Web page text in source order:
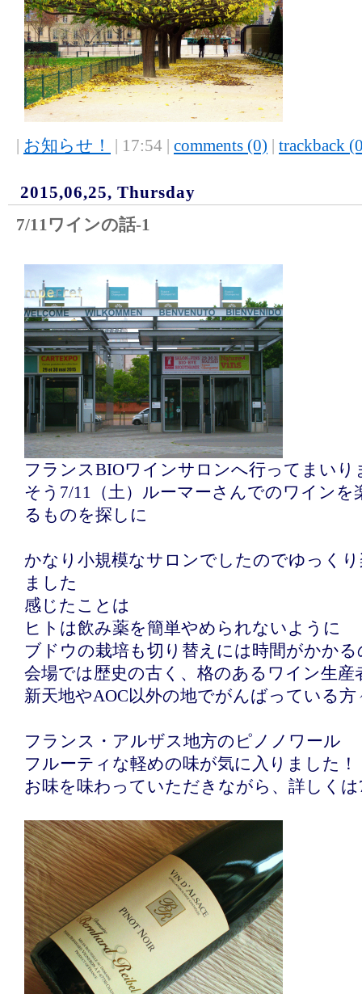
お知らせ！ | 17:54 | comments (0) trackback
2015,06,25, Thursday
7/11ワインの話-1
フランスBIOワインサロンへ行ってまいり
そう7/11（土）ルーマーさんでのワインを
るものを探しに
かなり小規模なサロンでしたのでゆっく
ました
感じたことは
ヒトは飲み薬を簡単やめられないように
ブドウの栽培も切り替えには時間がかか
会場では歴史の古く、格のあるワイン生産
新天地やAOC以外の地でがんばっている
フランス・アルザス地方のピノノワール
フルーティな軽めの味が気に入りました！
お味を味わっていただきながら、詳しく